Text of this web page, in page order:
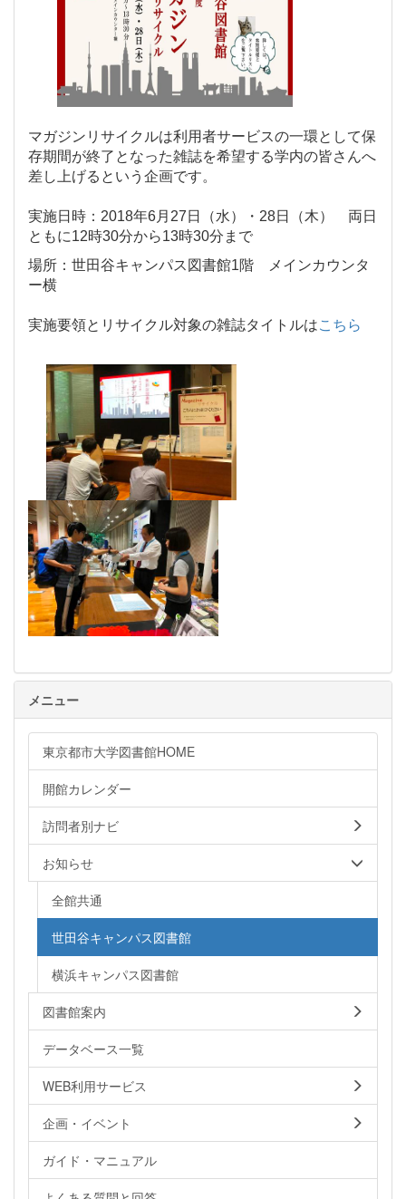
マガジンリサイクルは利用者サービスの一環として保
存期間が終了となった雑誌を希望する学内の皆さんへ
差し上げるという企画です。
実施日時： 2018年6月 27 日（水）・ 28日（木） 両日
ともに12時30分から13時30分まで
場所：世田谷キャンパス図書館1階 メインカウンタ
ー横
実施要領とリサイクル対象の雑誌タイトルはこちら
メニュー
東京都市大学図書館HOME
開館カレンダー
訪問者別ナビ
お知らせ
全館共通
世田谷キャンパス図書館
横浜キャンパス図書館
図書館案内
データベース一覧
WEB利用サービス
企画・イベント
ガイド・マニュアル